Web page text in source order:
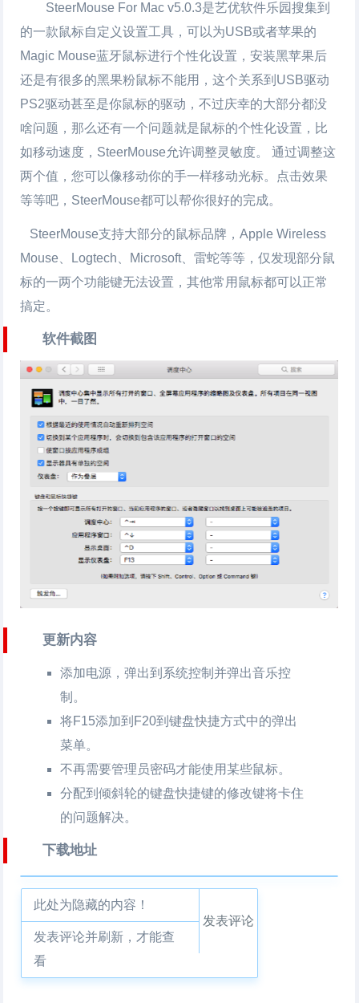
SteerMouse For Mac v5.0.3是艺优软件乐园搜集到
的一款鼠标自定义设置工具，可以为USB或者苹果的
Magic Mouse蓝牙鼠标进行个性化设置，安装黑苹果后
还是有很多的黑果粉鼠标不能用，这个关系到USB驱动
PS2驱动甚至是你鼠标的驱动，不过庆幸的大部分都没
啥问题，那么还有一个问题就是鼠标的个性化设置，比
如移动速度，SteerMouse允许调整灵敏度。 通过调整这
两个值，您可以像移动你的手一样移动光标。点击效果
等等吧，SteerMouse都可以帮你很好的完成。
SteerMouse支持大部分的鼠标品牌，Apple Wireless
Mouse、Logtech、Microsoft、雷蛇等等，仅发现部分鼠
标的一两个功能键无法设置，其他常用鼠标都可以正常
搞定。
软件截图
更新内容
添加电源，弹出到系统控制并弹出音乐控
制。
将F15添加到F20到键盘快捷方式中的弹出
菜单。
不再需要管理员密码才能使用某些鼠标。
分配到倾斜轮的键盘快捷键的修改键将卡住
的问题解决。
下载地址
此处为隐藏的内容！
发表评论并刷新，才能查
看
发表评论